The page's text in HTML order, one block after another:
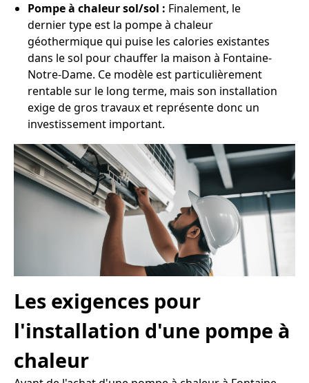
Pompe à chaleur sol/sol : Finalement, le
dernier type est la pompe à chaleur
géothermique qui puise les calories existantes
dans le sol pour chauffer la maison à Fontaine-
Notre-Dame. Ce modèle est particulièrement
rentable sur le long terme, mais son installation
exige de gros travaux et représente donc un
investissement important.
Les exigences pour
l'installation d'une pompe à
chaleur